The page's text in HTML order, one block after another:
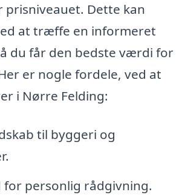
prisniveauet. Dette kan
at træffe en informeret
du får den bedste værdi for
er nogle fordele, ved at
i Nørre Felding:
til byggeri og
for personlig rådgivning.